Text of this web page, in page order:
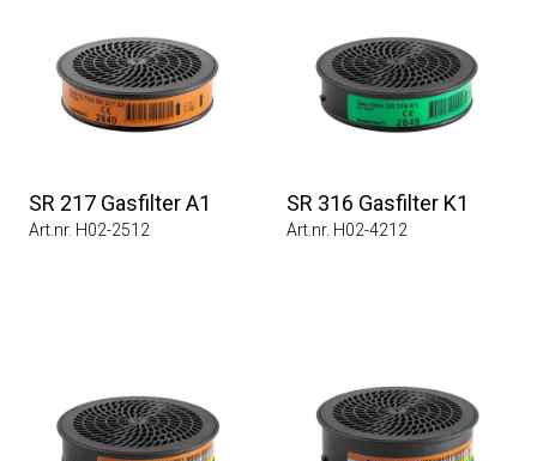
SR 217 Gasfilter A1
Art.nr. H02-2512
SR 316 Gasfilter K1
Art.nr. H02-4212